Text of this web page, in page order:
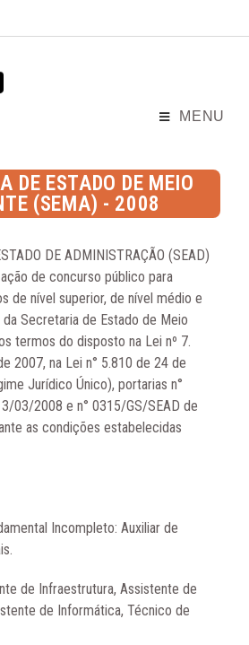
MENU
DE ESTADO DE MEIO
(SEMA) - 2008
DE ADMINISTRAÇÃO (SEAD)
de concurso público para
de nível superior, de nível médio e
Secretaria de Estado de Meio
termos do disposto na Lei nº 7.
2007, na Lei n° 5.810 de 24 de
Jurídico Único), portarias n°
03/2008 e n° 0315/GS/SEAD de
as condições estabelecidas
Incompleto: Auxiliar de
de Infraestrutura, Assistente de
de Informática, Técnico de